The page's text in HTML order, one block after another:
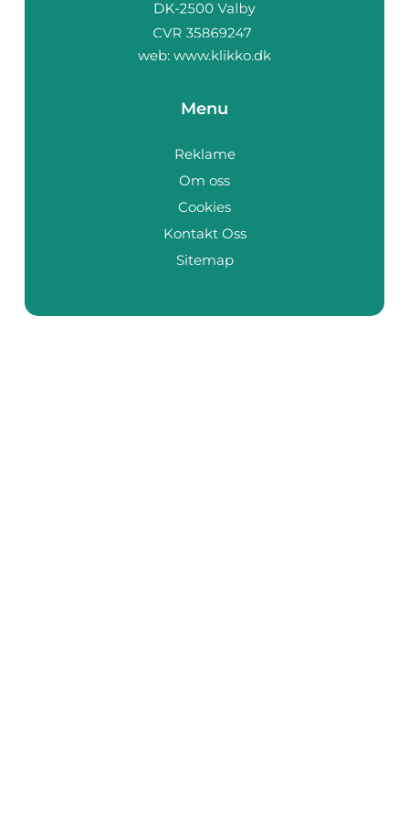
web: www.klikko.dk
Menu
Reklame
Om oss
Cookies
Kontakt Oss
Sitemap